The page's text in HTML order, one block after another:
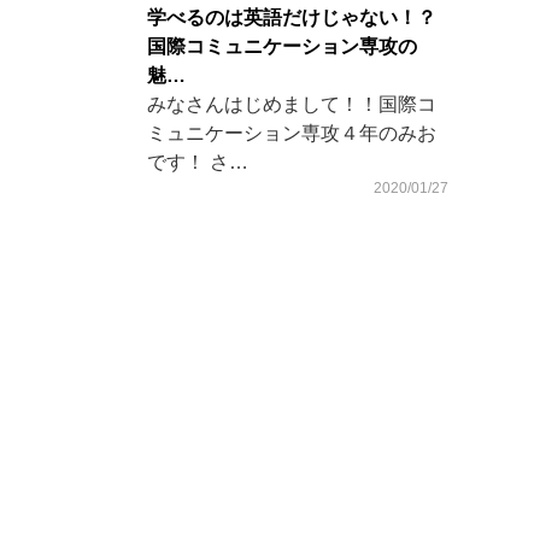
学べるのは英語だけじゃない！？
国際コミュニケーション専攻の
魅…
みなさんはじめまして！！国際コ
ミュニケーション専攻４年のみお
です！ さ…
2020/01/27